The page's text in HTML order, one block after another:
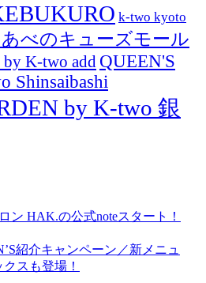
k-two kyoto
べのキューズモール
K-two add QUEEN'S
Shinsaibashi
by K-two 銀
ン HAK.の公式noteスタート！
紹介キャンペーン／新メニュ
スも登場！